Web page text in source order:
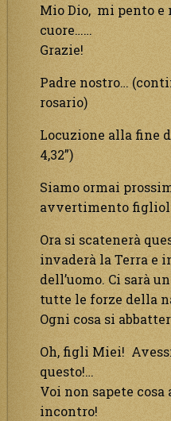
Mio Dio, mi pento
cuore……
Grazie!
Padre nostro…
rosario)
Locuzione alla fine
4,32”)
Siamo ormai
avvertimento
Ora si scatenerà
invaderà la Terra e
dell’uomo. Ci sarà
tutte le forze della
Ogni cosa si
Oh, figli Miei!
questo!…
Voi non sapete
incontro!